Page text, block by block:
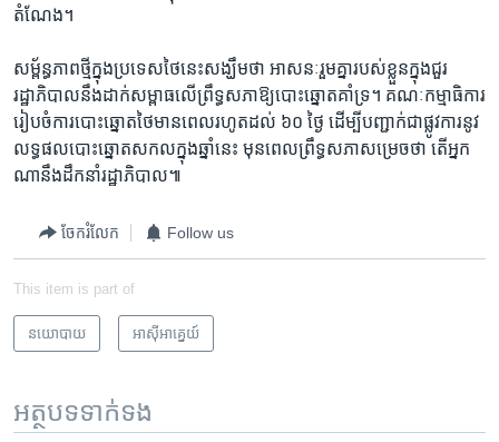
តំណែង។
សម្ព័ន្ធភាព​ថ្មី​ក្នុង​ប្រទេស​ថៃ​នេះ​សង្ឃឹម​ថា ​អាសនៈ​រួម​គ្នា​របស់​ខ្លួន​ក្នុង​ជួរ​
រដ្ឋាភិបាល​នឹង​ដាក់​សម្ពាធ​លើ​ព្រឹទ្ធសភា​ឱ្យ​បោះឆ្នោត​គាំទ្រ។ គណៈកម្មាធិការ​
រៀបចំ​ការ​បោះឆ្នោត​ថៃ​មាន​ពេល​រហូត​ដល់ ៦០ ថ្ងៃ​ ដើម្បី​បញ្ជាក់​ជា​ផ្លូវ​ការ​នូវ​
លទ្ធផល​បោះឆ្នោត​សកល​ក្នុង​ឆ្នាំ​នេះ មុន​ពេល​ព្រឹទ្ធសភា​សម្រេច​ថា ​តើ​អ្នក​
ណា​នឹង​ដឹកនាំ​រដ្ឋាភិបាល៕
ចែករំលែក Follow us
This item is part of
នយោបាយ អាស៊ី​អាគ្នេយ៍
អត្ថបទ​ទាក់ទង